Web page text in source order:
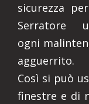
sicurezza
Serratore
ogni
agguerrito.
Così si può
finestre e di